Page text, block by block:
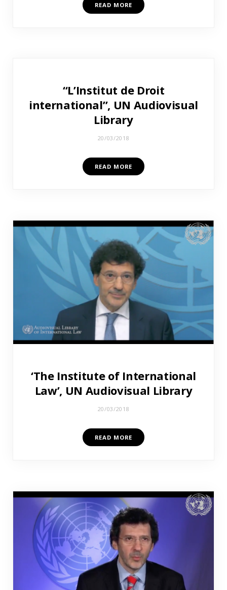
READ MORE
“L’Institut de Droit
international”, UN Audiovisual
Library
20/03/2018
READ MORE
‘The Institute of International
Law’, UN Audiovisual Library
20/03/2018
READ MORE